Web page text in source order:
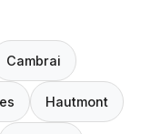
Cambrai
Hautmont